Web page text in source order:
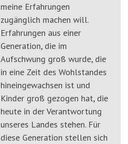
meine Erfahrungen
zugänglich machen will.
Erfahrungen aus einer
Generation, die im
Aufschwung groß wurde, die
in eine Zeit des Wohlstandes
hineingewachsen ist und
Kinder groß gezogen hat, die
heute in der Verantwortung
unseres Landes stehen. Für
diese Generation stellen sich